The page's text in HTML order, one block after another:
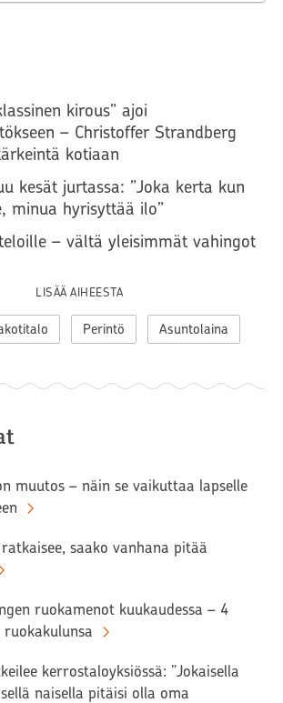
kirous” ajoi
– Christoffer Strandberg
kotiaan
kesät jurtassa: ”Joka kerta kun
minua hyrisyttää ilo”
– vältä yleisimmät vahingot
LISÄÄ AIHEESTA
Perintö Asuntolaina
muutos – näin se vaikuttaa lapselle
saako vanhana pitää
ruokamenot kuukaudessa – 4
kerrostaloyksiössä: ”Jokaisella
naisella pitäisi olla oma